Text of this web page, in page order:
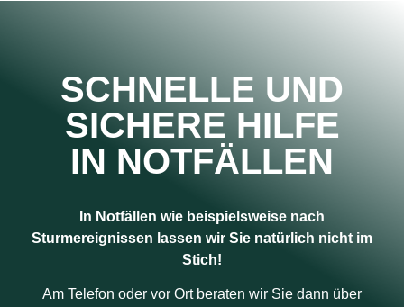
SCHNELLE UND
SICHERE HILFE
IN NOTFÄLLEN
In Notfällen wie beispielsweise nach
Sturmereignissen lassen wir Sie natürlich nicht im
Stich!
Am Telefon oder vor Ort beraten wir Sie dann über